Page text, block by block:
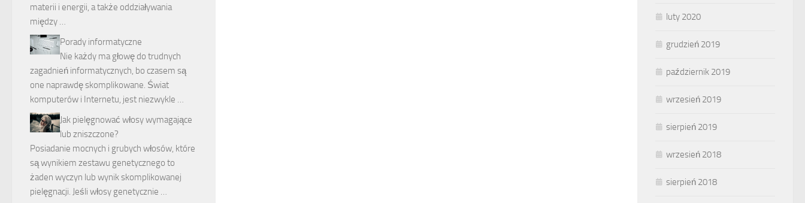
materii i energii, a także oddziaływania
między …
Porady informatyczne
Nie każdy ma głowę do trudnych
zagadnień informatycznych, bo czasem są
one naprawdę skomplikowane. Świat
komputerów i Internetu, jest niezwykle …
Jak pielęgnować włosy wymagające
lub zniszczone?
Posiadanie mocnych i grubych włosów, które
są wynikiem zestawu genetycznego to
żaden wyczyn lub wynik skomplikowanej
pielęgnacji. Jeśli włosy genetycznie …
luty 2020
grudzień 2019
październik 2019
wrzesień 2019
sierpień 2019
wrzesień 2018
sierpień 2018